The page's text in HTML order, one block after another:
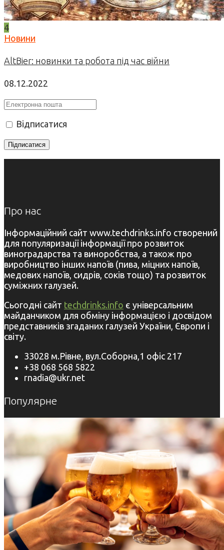
4
Новини
AltBier: новинки та робота під час війни
08.12.2022
Відписатися
Про нас
Інформаційний сайт www.techdrinks.info створений
для популяризації інформації про розвиток
виноградарства та виноробства, а також про
виробництво інших напоїв (пива, міцних напоїв,
медових напоїв, сидрів, соків тощо) та розвиток
суміжних галузей.
Сьогодні сайт techdrinks.info є універсальним
майданчиком для обміну інформацією і досвідом
представників згаданих галузей України, Європи і
світу.
33028 м.Рівне, вул.Соборна,1 офіс 217
+38 068 568 5822
rnadia@ukr.net
Популярне